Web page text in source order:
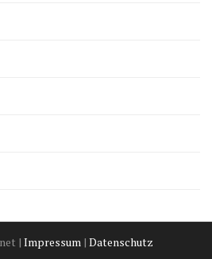
| Impressum| Datenschutz